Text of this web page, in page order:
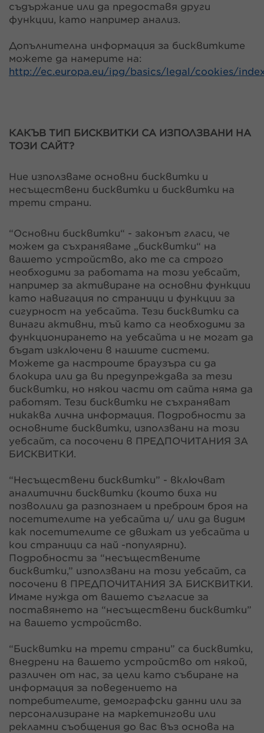
съдържание или да предоставя други
функции, като например анализ.
Допълнителна информация за бисквитките
можете да намерите на:
http://ec.europa.eu/ipg/basics/legal/cookies/
КАКЪВ ТИП БИСКВИТКИ СА ИЗПОЛЗВАНИ НА
ТОЗИ САЙТ?
Ние използваме основни бисквитки и
несъществени бисквитки и бисквитки на
трети страни.
“Основни бисквитки“ - законът гласи, че
можем да съхраняваме „бисквитки“ на
вашето устройство, ако те са строго
необходими за работата на този уебсайт,
например за активиране на основни функции
като навигация по страници и функции за
сигурност на уебсайта. Тези бисквитки са
винаги активни, тъй като са необходими за
функционирането на уебсайта и не могат да
бъдат изключени в нашите системи.
Можете да настроите браузъра си да
блокира или да ви предупреждава за тези
бисквитки, но някои части от сайта няма да
работят. Тези бисквитки не съхраняват
никаква лична информация. Подробности за
основните бисквитки, използвани на този
уебсайт, са посочени в ПРЕДПОЧИТАНИЯ ЗА
БИСКВИТКИ.
“Несъществени бисквитки” - включват
аналитични бисквитки (които биха ни
позволили да разпознаем и преброим броя на
посетителите на уебсайта и/ или да видим
как посетителите се движат из уебсайта и
кои страници са най -популярни).
Подробности за “несъществените
бисквитки,” използвани на този уебсайт, са
посочени в ПРЕДПОЧИТАНИЯ ЗА БИСКВИТКИ.
Имаме нужда от вашето съгласие за
поставянето на “несъществени бисквитки”
на вашето устройство.
“Бисквитки на трети страни” са бисквитки,
внедрени на вашето устройство от някой,
различен от нас, за цели като събиране на
информация за поведението на
потребителите, демографски данни или за
персонализиране на маркетингови или
рекламни съобщения до вас въз основа на